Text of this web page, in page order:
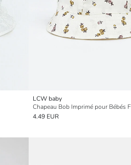
LCW baby
Chapeau Bob Imprimé pour Bébés
4.49 EUR